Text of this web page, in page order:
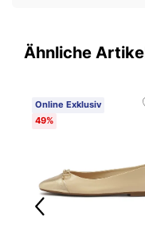
Ähnliche
Online Exklusiv
49%